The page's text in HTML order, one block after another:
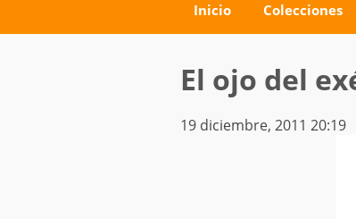
Inicio Colecciones
El ojo del
19 diciembre, 2011 20:19